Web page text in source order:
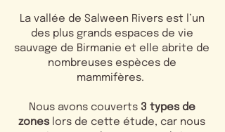
La vallée de Salween Rivers est l’un
des plus grands espaces de vie
sauvage de Birmanie et elle abrite de
nombreuses espèces de
mammifères.
Nous avons couverts 3 types de
zoneslors de cette étude, car nous